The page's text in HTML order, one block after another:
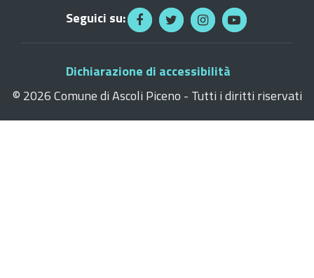
Seguici su:
Dichiarazione di accessibilità
© 2026 Comune di Ascoli Piceno - Tutti i diritti riservati